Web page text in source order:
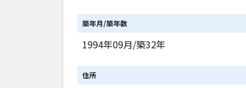
築年月/築年数
1994年09月/築32年
住所